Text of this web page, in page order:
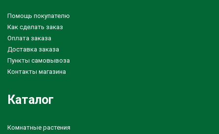
Помощь покупателю
Как сделать заказ
Оплата заказа
Доставка заказа
Пункты самовывоза
Контакты магазина
Каталог
Комнатные растения